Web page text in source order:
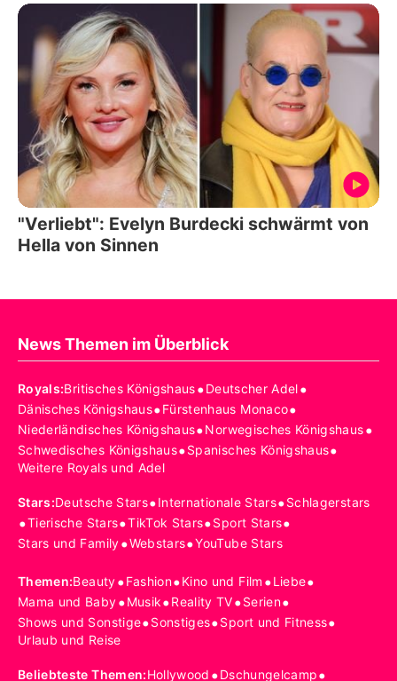
"Verliebt": Evelyn Burdecki schwärmt von
Hella von Sinnen
News Themen im Überblick
Royals:Britisches Königshaus•Deutscher Adel•
Dänisches Königshaus•Fürstenhaus Monaco•
Niederländisches Königshaus•Norwegisches Königshaus•
Schwedisches Königshaus•Spanisches Königshaus•
Weitere Royals und Adel
Stars:Deutsche Stars•Internationale Stars•Schlagerstars
•Tierische Stars•TikTok Stars•Sport Stars•
Stars und Family•Webstars•YouTube Stars
Themen:Beauty•Fashion•Kino und Film •Liebe•
Mama und Baby•Musik•Reality TV•Serien•
Shows und Sonstige•Sonstiges•Sport und Fitness•
Urlaub und Reise
Beliebteste Themen:Hollywood •Dschungelcamp•